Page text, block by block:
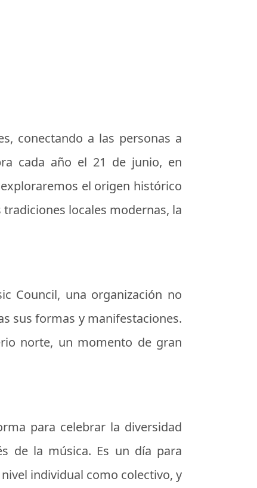
conectando a las personas a
cada año el 21 de junio, en
el origen histórico
locales modernas, la
Council, una organización no
sus formas y manifestaciones.
norte, un momento de gran
para celebrar la diversidad
de la música. Es un día para
individual como colectivo, y